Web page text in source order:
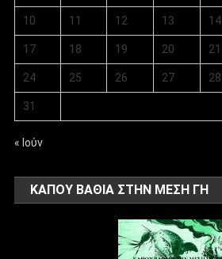
10 11 12 13 14
17 18 19 20 21
24 25 26 27 28
31
« Ιούν
ΚΑΠΟΥ ΒΑΘΙΑ ΣΤΗΝ ΜΕΣΗ ΓΗ